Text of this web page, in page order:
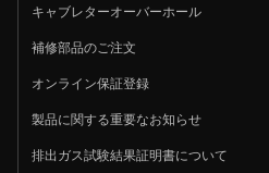
キャブレターオーバーホール
補修部品のご注文
オンライン保証登録
製品に関する重要なお知らせ
排出ガス試験結果証明書について